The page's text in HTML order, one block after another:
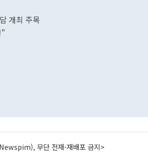
담 개최 주목
무단 전재-재배포 금지>